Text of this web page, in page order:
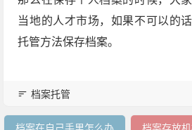
当地的人才市场，如果不可以的
托管方法保存档案。
档案托管